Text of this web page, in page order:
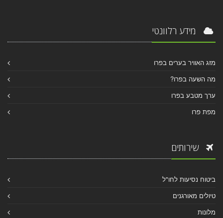
מידע רלוונטי
מזג האוויר בערים בפרו
מה השעה בפרו?
ערך מטבע בפרו
מפת פרו
שירותים
ביטוח נסיעות לחו"ל
טיולים מאורגנים
מלונות